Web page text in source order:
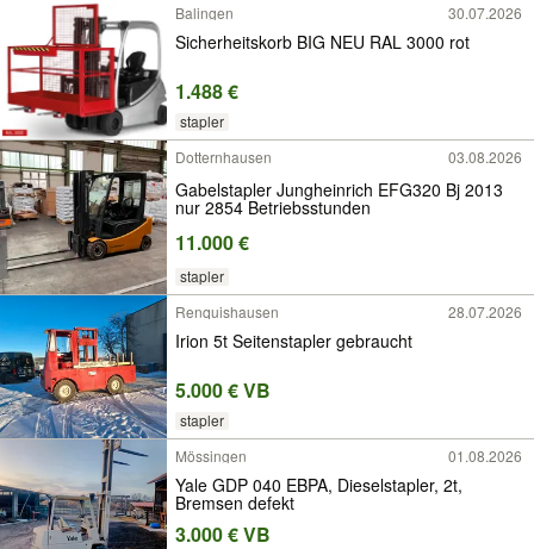
Balingen
30.07.2026
Sicherheitskorb BIG NEU RAL 3000 rot
1.488 €
stapler
Dotternhausen
03.08.2026
Gabelstapler Jungheinrich EFG320 Bj 2013
nur 2854 Betriebsstunden
11.000 €
stapler
Renquishausen
28.07.2026
Irion 5t Seitenstapler gebraucht
5.000 € VB
stapler
Mössingen
01.08.2026
Yale GDP 040 EBPA, Dieselstapler, 2t,
Bremsen defekt
3.000 € VB